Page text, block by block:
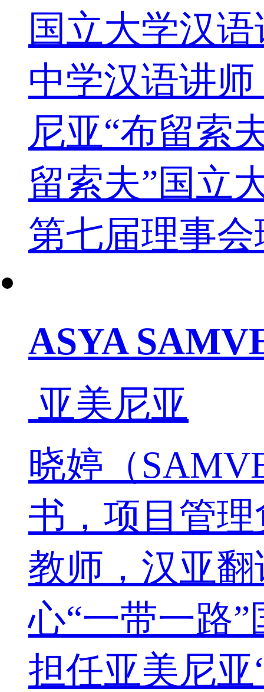
国立大学汉
中学汉语讲
尼亚“布留索
留索夫”国立
第七届理事
ASYA
亚美尼亚
晓婷（
书，项目管
教师，汉亚
心“一带一路
担任亚美尼